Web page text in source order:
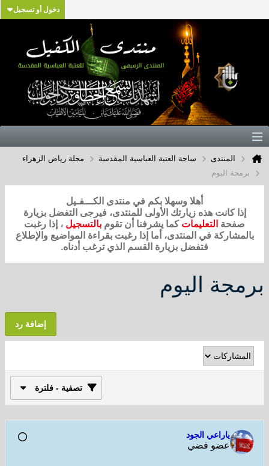
دخول أو تسجيل
المنتدى ساحة العتبة العباسية المقدسة
مجلة رياض الزهراء
برمجة اليوم
أهلا وسهلا بكم في منتدى الكـــفـيل
إذا كانت هذه زيارتك الأولى للمنتدى، فيرجى التفضل بزيارة
صفحة التعليمات كما يشرفنا أن تقوم بالتسجيل ، إذا رغبت
بالمشاركة في المنتدى، أما إذا رغبت بقراءة المواضيع والإطلاع
فتفضل بزيارة القسم الذي ترغب أدناه.
برمجة اليوم
إضافة رد
تصفية - فلترة
ياراعي الجود
عضو فضي